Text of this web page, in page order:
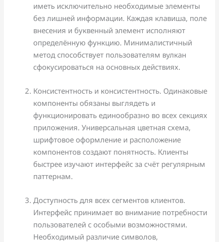
иметь исключительно необходимые элементы
без лишней информации. Каждая клавиша, поле
внесения и буквенный элемент исполняют
определённую функцию. Минималистичный
метод способствует пользователям вулкан
сфокусироваться на основных действиях.
Консистентность и консистентность. Одинаковые
компоненты обязаны выглядеть и
функционировать единообразно во всех секциях
приложения. Универсальная цветная схема,
шрифтовое оформление и расположение
компонентов создают понятность. Клиенты
быстрее изучают интерфейс за счёт регулярным
паттернам.
Доступность для всех сегментов клиентов.
Интерфейс принимает во внимание потребности
пользователей с особыми возможностями.
Необходимый различие символов,